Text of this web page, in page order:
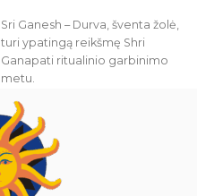
Sri Ganesh – Durva, šventa žolė,
turi ypatingą reikšmę Shri
Ganapati ritualinio garbinimo
metu.
Dėžutėje yra 10-15 smilkalų (15 g.).
Įspėjimas
išgauti. Laikyti vaikams ir
gyvūnams nepasiekiamoje
vietoje. Deginant, laikyti atokiai